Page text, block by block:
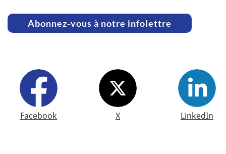
Abonnez-vous à notre infolettre
Facebook X LinkedIn